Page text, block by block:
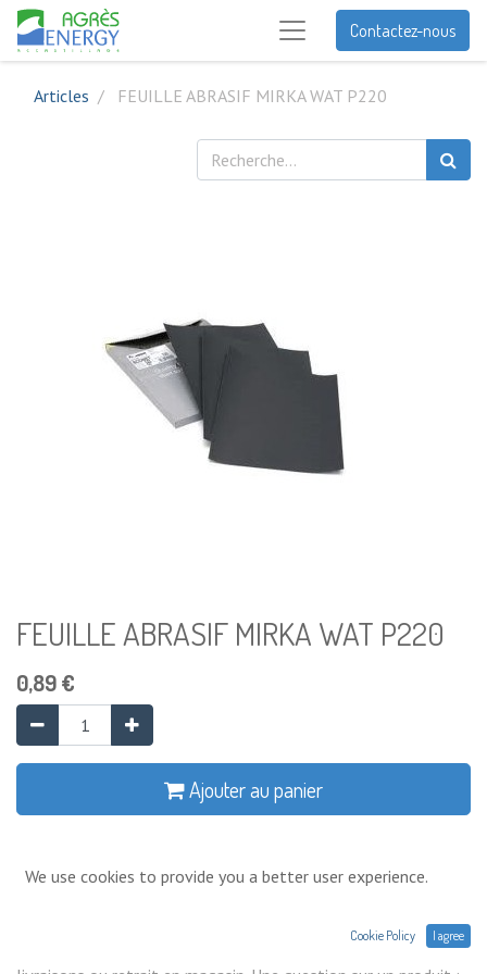
Contactez-nous
Articles FEUILLE ABRASIF MIRKA WAT P220
FEUILLE ABRASIF MIRKA WAT P220
0,89€
Ajouter au panier
Prix exprimés Hors TVA. Expéditions,
We use cookies to provide you a better user experience.
Cookie Policy I agree